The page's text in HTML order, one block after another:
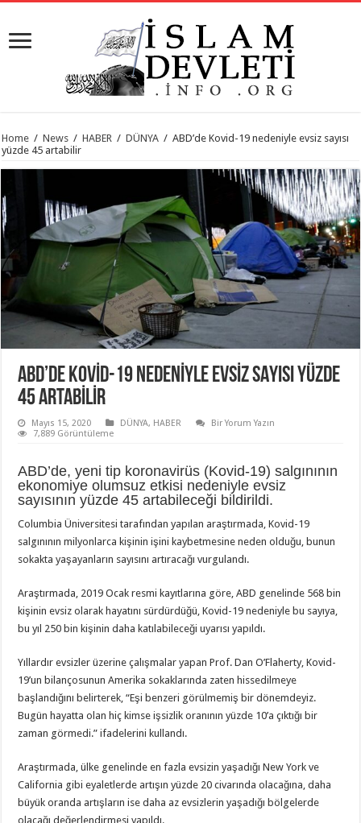
Home / News / HABER / DÜNYA / ABD’de Kovid-19 nedeniyle evsiz sayısı
yüzde 45 artabilir
ABD’DE KOVID-19 NEDENIYLE EVSIZ SAYISI YÜZDE
45 ARTABILIR
Mayıs 15, 2020 DÜNYA, HABER
Bir Yorum Yazın
7,889 Görüntüleme
ABD’de, yeni tip koronavirüs (Kovid-19) salgınının
ekonomiye olumsuz etkisi nedeniyle evsiz
sayısının yüzde 45 artabileceği bildirildi.
Columbia Üniversitesi tarafından yapılan araştırmada, Kovid-19
salgınının milyonlarca kişinin işini kaybetmesine neden olduğu, bunun
sokakta yaşayanların sayısını artıracağı vurgulandı.
Araştırmada, 2019 Ocak resmi kayıtlarına göre, ABD genelinde 568 bin
kişinin evsiz olarak hayatını sürdürdüğü, Kovid-19 nedeniyle bu sayıya,
bu yıl 250 bin kişinin daha katılabileceği uyarısı yapıldı.
Yıllardır evsizler üzerine çalışmalar yapan Prof. Dan O’Flaherty, Kovid-
19’un bilançosunun Amerika sokaklarında zaten hissedilmeye
başlandığını belirterek, “Eşi benzeri görülmemiş bir dönemdeyiz.
Bugün hayatta olan hiç kimse işsizlik oranının yüzde 10’a çıktığı bir
zaman görmedi.” ifadelerini kullandı.
Araştırmada, ülke genelinde en fazla evsizin yaşadığı New York ve
California gibi eyaletlerde artışın yüzde 20 civarında olacağına, daha
büyük oranda artışların ise daha az evsizlerin yaşadığı bölgelerde
olacağı değerlendirmesi yapıldı.